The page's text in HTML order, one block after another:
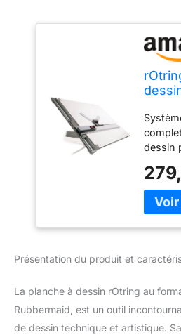
dessin
en
Règle
Présentation du produit et
La planche à dessin rOtring au
Rubbermaid, est un outil
de dessin technique et artistique.